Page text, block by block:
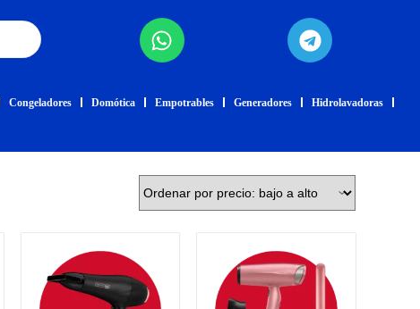
Congeladores Domótica Empotrables Generadores Hidrolavadoras